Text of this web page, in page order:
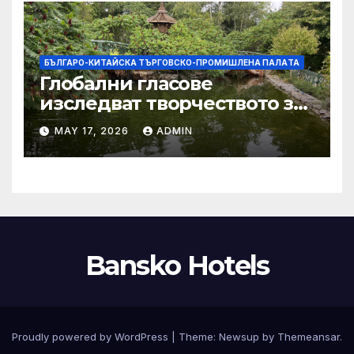
БЪЛГАРО-КИТАЙСКА ТЪРГОВСКО-ПРОМИШЛЕНА ПАЛAТА
Глобални гласове
изследват творчеството за
устойчиви градове в Wuxi
MAY 17, 2026 ADMIN
Bansko Hotels
Proudly powered by WordPress Theme: Newsup by Themeansar.